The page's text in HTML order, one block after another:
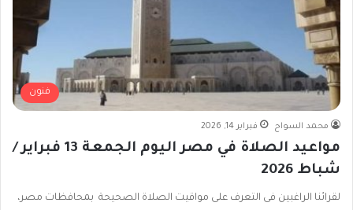
فنون
محمد السواح فبراير 14, 2026
مواعيد الصلاة في مصر اليوم الجمعة 13 فبراير /
شباط 2026
لقرائنا الراغبين فى التعرف على مواقيت الصلاة الصحيحة بمحافظات مصر،